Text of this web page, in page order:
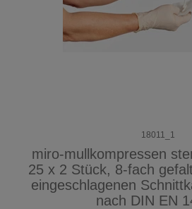
18011_1
miro-mullkompressen
25 x 2 Stück, 8-fach
eingeschlagenen
nach DIN EN